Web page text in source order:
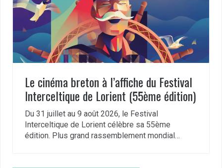
Le cinéma breton à l’affiche du Festival
Interceltique de Lorient (55ème édition)
Du 31 juillet au 9 août 2026, le Festival
Interceltique de Lorient célèbre sa 55ème
édition. Plus grand rassemblement mondial…